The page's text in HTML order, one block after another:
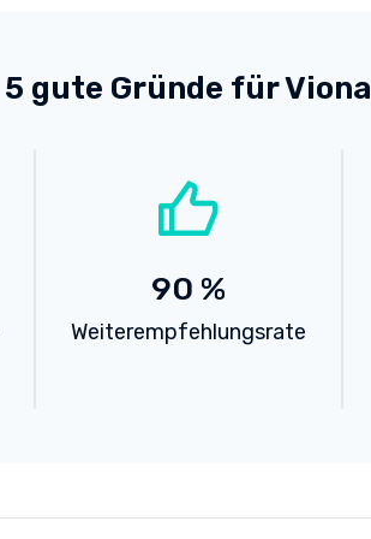
5 gute Gründe für Viona
90 %
Weiterempfehlungsrate